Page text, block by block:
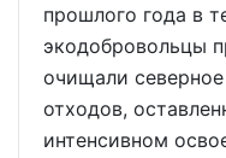
прошлого года в
экодобровольцы
очищали
отходов,
интенсивном